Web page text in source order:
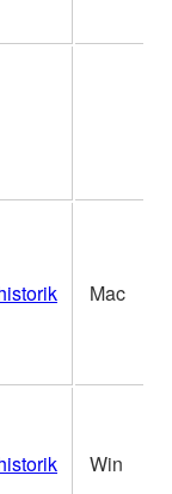
Mac
Win